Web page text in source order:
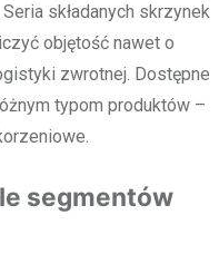
składanych skrzynek
objętość nawet o
zwrotnej. Dostępne
typom produktów –
segmentów